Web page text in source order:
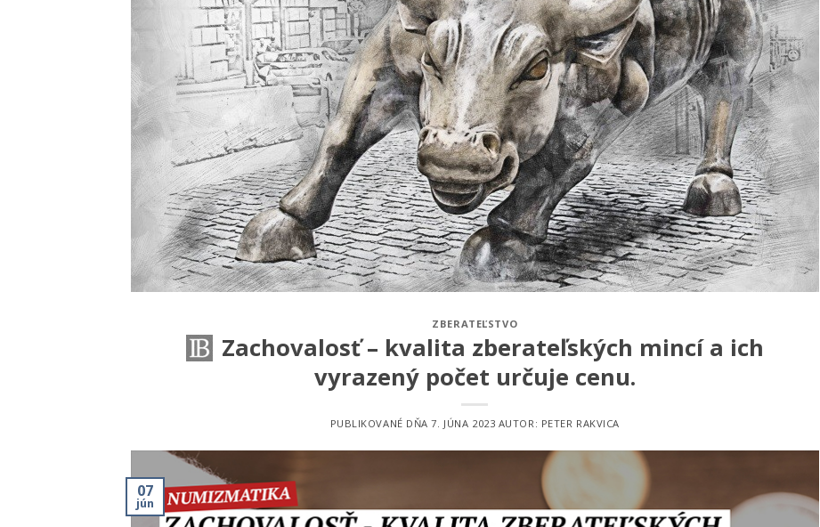
ZBERATEĽSTVO
Zachovalosť – kvalita zberateľských mincí a ich
vyrazený počet určuje cenu.
PUBLIKOVANÉ DŇA7. JÚNA 2023 AUTOR: PETER RAKVICA
07
jún